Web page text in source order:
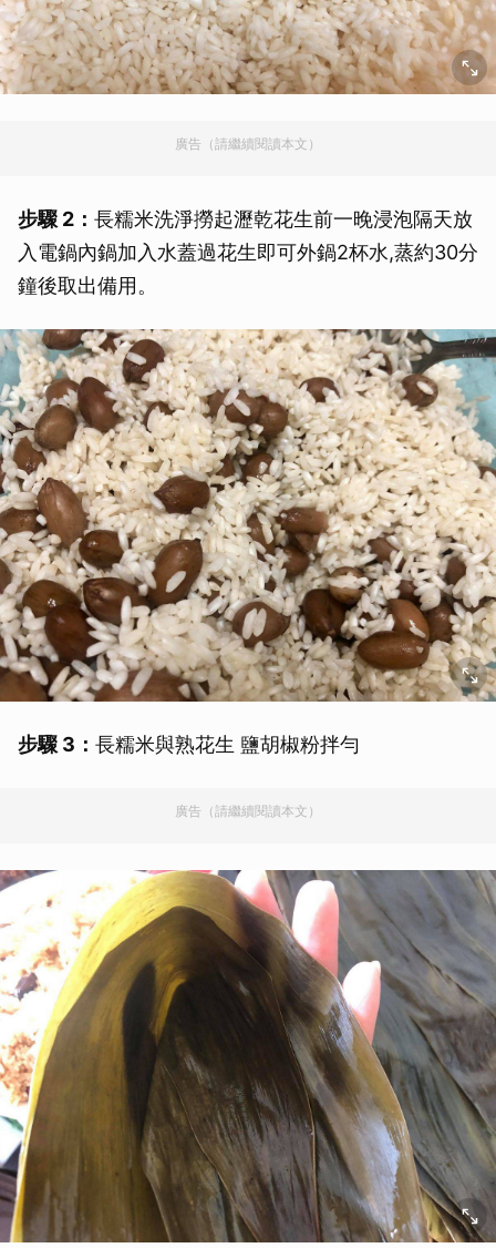
廣告（請繼續閱讀本文）
步驟 2： 長糯米洗淨撈起瀝乾花生前一晚浸泡隔天放
入電鍋內鍋加入水蓋過花生即可外鍋2杯水,蒸約30分
鐘後取出備用。
步驟 3： 長糯米與熟花生 鹽胡椒粉拌勻
廣告（請繼續閱讀本文）